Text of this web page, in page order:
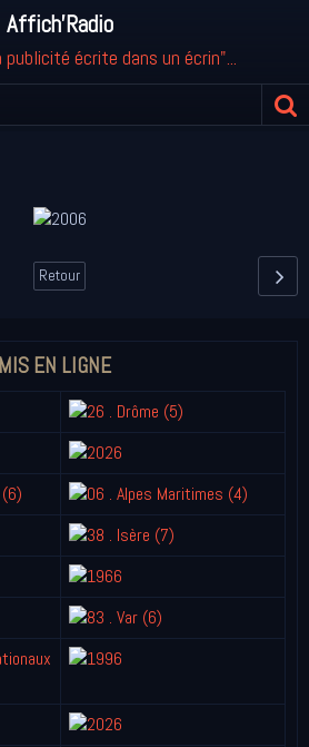
Affich'Radio
écrite dans un écrin"...
Retour
EN LIGNE